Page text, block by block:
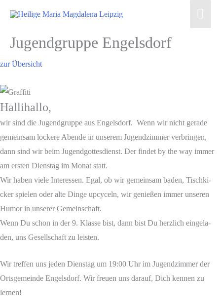
Inhalt
Jugend­grup­pe Engelsdorf
zur Über­sicht
Hal­li­hal­lo,
wir sind die Jugend­grup­pe aus Engels­dorf. Wenn wir nicht gera­de
gemein­sam locke­re Aben­de in unse­rem Jugend­zim­mer ver­brin­gen,
dann sind wir beim Jugend­got­tes­dienst. Der fin­det by the way immer
am ers­ten Diens­tag im Monat statt.
Wir haben vie­le Inter­es­sen. Egal, ob wir gemein­sam baden, Tisch­ki­
cker spie­len oder alte Din­ge upcy­celn, wir genie­ßen immer unse­ren
Humor in unse­rer Gemein­schaft.
Wenn Du schon in der 9. Klas­se bist, dann bist Du herz­lich ein­ge­la­
den, uns Gesell­schaft zu leisten.
Wir tref­fen uns jeden Diens­tag um 19:00 Uhr im Jugend­zim­mer der
Orts­ge­mein­de Engels­dorf. Wir freu­en uns dar­auf, Dich ken­nen zu
lernen!